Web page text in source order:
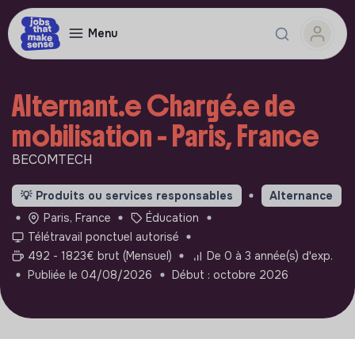
Menu
Alternant.e Chargé.e de
mobilisation - Paris, France
BECOMTECH
💡 Produits ou services responsables
Alternance
Paris, France
Éducation
Télétravail ponctuel autorisé
492 - 1823€ brut (Mensuel)
De 0 à 3 année(s) d'exp.
Publiée le 04/08/2026
Début : octobre 2026